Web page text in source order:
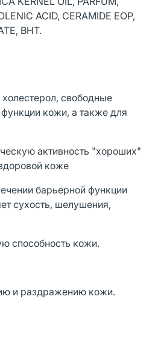
ACID, CERAMIDE EOP,
BHT.
свободные
кожи, а также для
активность "хороших"
коже
барьерной функции
сухость, шелушения,
способность кожи.
и раздражению кожи.